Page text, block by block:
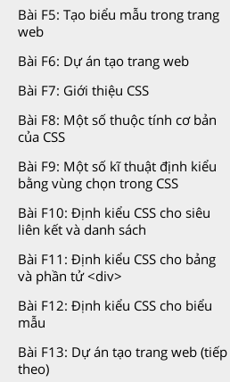
Bài F5: Tạo biểu mẫu trong trang
web
Bài F6: Dự án tạo trang web
Bài F7: Giới thiệu CSS
Bài F8: Một số thuộc tính cơ bản
của CSS
Bài F9: Một số kĩ thuật định kiểu
bằng vùng chọn trong CSS
Bài F10: Định kiểu CSS cho siêu
liên kết và danh sách
Bài F11: Định kiểu CSS cho bảng
và phần tử <div>
Bài F12: Định kiểu CSS cho biểu
mẫu
Bài F13: Dự án tạo trang web (tiếp
theo)